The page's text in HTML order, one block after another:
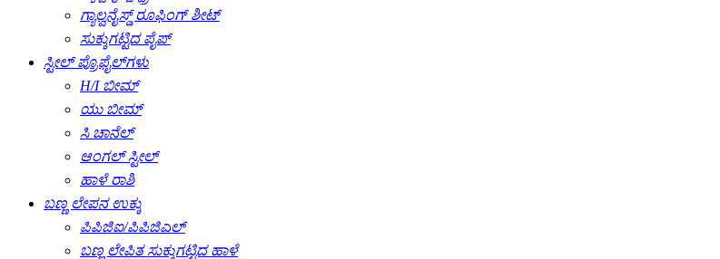
ಗ್ಯಾಲ್ವನೈಸ್ಡ್ ರೂಫಿಂಗ್ ಶೀಟ್
ಸುಕ್ಕುಗಟ್ಟಿದ ಪೈಪ್
ಸ್ಟೀಲ್ ಪ್ರೊಫೈಲ್‌ಗಳು
H/I ಬೀಮ್
ಯು ಬೀಮ್
ಸಿ ಚಾನೆಲ್
ಆಂಗಲ್ ಸ್ಟೀಲ್
ಹಾಳೆ ರಾಶಿ
ಬಣ್ಣ ಲೇಪನ ಉಕ್ಕು
ಪಿಪಿಜಿಐ/ಪಿಪಿಜಿಎಲ್
ಬಣ್ಣ ಲೇಪಿತ ಸುಕ್ಕುಗಟ್ಟಿದ ಹಾಳೆ